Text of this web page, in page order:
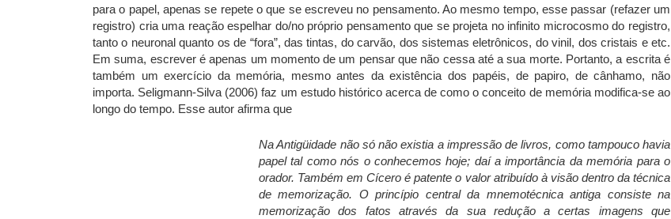
para o papel, apenas se repete o que se escreveu no pensamento. Ao mesmo tempo, esse passar (refazer um
registro) cria uma reação espelhar do/no próprio pensamento que se projeta no infinito microcosmo do registro,
tanto o neuronal quanto os de “fora”, das tintas, do carvão, dos sistemas eletrônicos, do vinil, dos cristais e etc.
Em suma, escrever é apenas um momento de um pensar que não cessa até a sua morte. Portanto, a escrita é
também um exercício da memória, mesmo antes da existência dos papéis, de papiro, de cânhamo, não
importa. Seligmann-Silva (2006) faz um estudo histórico acerca de como o conceito de memória modifica-se ao
longo do tempo. Esse autor afirma que
Na Antigüidade não só não existia a impressão de livros, como tampouco havia
papel tal como nós o conhecemos hoje; daí a importância da memória para o
orador. Também em Cícero é patente o valor atribuído à visão dentro da técnica
de memorização. O princípio central da mnemotécnica antiga consiste na
memorização dos fatos através da sua redução a certas imagens que